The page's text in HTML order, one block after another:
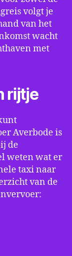
volgt je
van het
wacht
met
rijtje
Averbode is
de
weten wat er
taxi naar
van de